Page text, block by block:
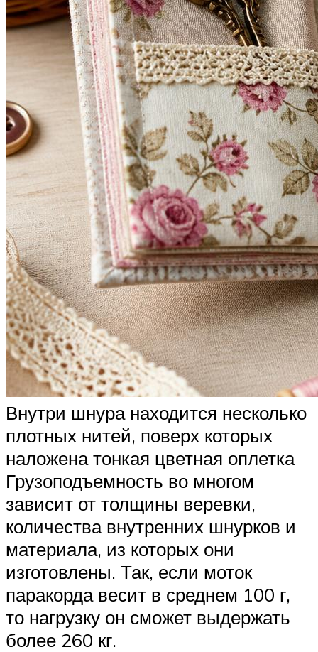
Внутри шнура находится несколько
плотных нитей, поверх которых
наложена тонкая цветная оплетка
Грузоподъемность во многом
зависит от толщины веревки,
количества внутренних шнурков и
материала, из которых они
изготовлены. Так, если моток
паракорда весит в среднем 100 г,
то нагрузку он сможет выдержать
более 260 кг.